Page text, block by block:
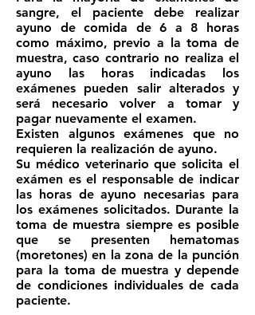
sangre, el paciente debe realizar
ayuno de comida de 6 a 8 horas
como máximo, previo a la toma de
muestra, caso contrario no realiza el
ayuno las horas indicadas los
exámenes pueden salir alterados y
será necesario volver a tomar y
pagar nuevamente el examen.
Existen algunos exámenes que no
requieren la realización de ayuno.
Su médico veterinario que solicita el
exámen es el responsable de indicar
las horas de ayuno necesarias para
los exámenes solicitados. Durante la
toma de muestra siempre es posible
que se presenten hematomas
(moretones) en la zona de la punción
para la toma de muestra y depende
de condiciones individuales de cada
paciente.